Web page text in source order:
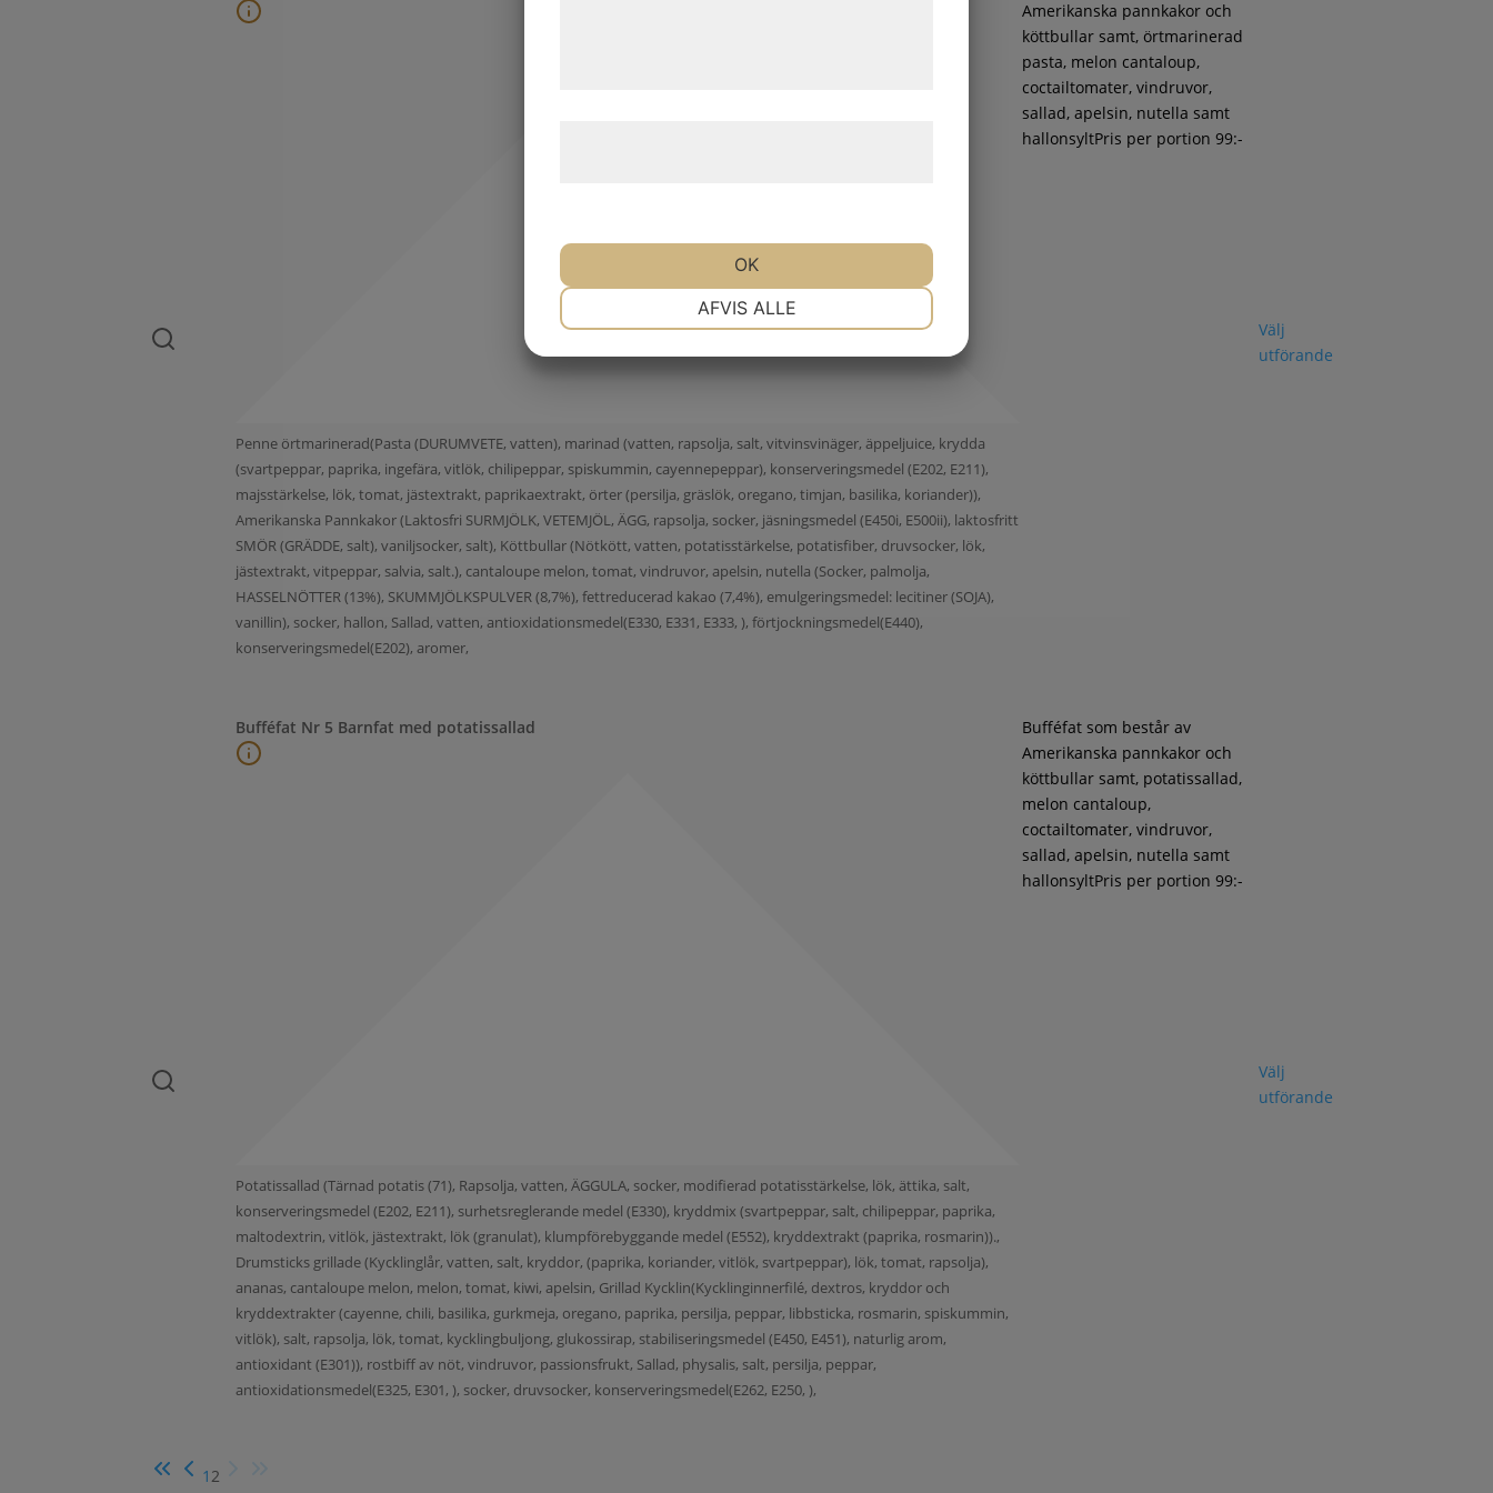
Penne örtmarinerad(Pasta (DURUMVETE, vatten), marinad (vatten, rapsolja, salt, vitvinsvinäger, äppeljuice, krydda
(svartpeppar, paprika, ingefära, vitlök, chilipeppar, spiskummin, cayennepeppar), konserveringsmedel (E202, E211),
majsstärkelse, lök, tomat, jästextrakt, paprikaextrakt, örter (persilja, gräslök, oregano, timjan, basilika, koriander)),
Amerikanska Pannkakor (Laktosfri SURMJÖLK, VETEMJÖL, ÄGG, rapsolja, socker, jäsningsmedel (E450i, E500ii), laktosfritt
SMÖR (GRÄDDE, salt), vaniljsocker, salt), Köttbullar (Nötkött, vatten, potatisstärkelse, potatisfiber, druvsocker, lök,
jästextrakt, vitpeppar, salvia, salt.), cantaloupe melon, tomat, vindruvor, apelsin, nutella (Socker, palmolja,
HASSELNÖTTER (13%), SKUMMJÖLKSPULVER (8,7%), fettreducerad kakao (7,4%), emulgeringsmedel: lecitiner (SOJA),
vanillin), socker, hallon, Sallad, vatten, antioxidationsmedel(E330, E331, E333, ), förtjockningsmedel(E440),
konserveringsmedel(E202), aromer,
Amerikanska pannkakor och
köttbullar samt, örtmarinerad
pasta, melon cantaloup,
coctailtomater, vindruvor,
sallad, apelsin, nutella samt
hallonsyltPris per portion 99:-
Välj
utförande
Bufféfat Nr 5 Barnfat med potatissallad
Potatissallad (Tärnad potatis (71), Rapsolja, vatten, ÄGGULA, socker, modifierad potatisstärkelse, lök, ättika, salt,
konserveringsmedel (E202, E211), surhetsreglerande medel (E330), kryddmix (svartpeppar, salt, chilipeppar, paprika,
maltodextrin, vitlök, jästextrakt, lök (granulat), klumpförebyggande medel (E552), kryddextrakt (paprika, rosmarin)).,
Drumsticks grillade (Kycklinglår, vatten, salt, kryddor, (paprika, koriander, vitlök, svartpeppar), lök, tomat, rapsolja),
ananas, cantaloupe melon, melon, tomat, kiwi, apelsin, Grillad Kycklin(Kycklinginnerfilé, dextros, kryddor och
kryddextrakter (cayenne, chili, basilika, gurkmeja, oregano, paprika, persilja, peppar, libbsticka, rosmarin, spiskummin,
vitlök), salt, rapsolja, lök, tomat, kycklingbuljong, glukossirap, stabiliseringsmedel (E450, E451), naturlig arom,
antioxidant (E301)), rostbiff av nöt, vindruvor, passionsfrukt, Sallad, physalis, salt, persilja, peppar,
antioxidationsmedel(E325, E301, ), socker, druvsocker, konserveringsmedel(E262, E250, ),
Bufféfat som består av
Amerikanska pannkakor och
köttbullar samt, potatissallad,
melon cantaloup,
coctailtomater, vindruvor,
sallad, apelsin, nutella samt
hallonsyltPris per portion 99:-
Välj
utförande
1 2
AFVIS ALLE
OK